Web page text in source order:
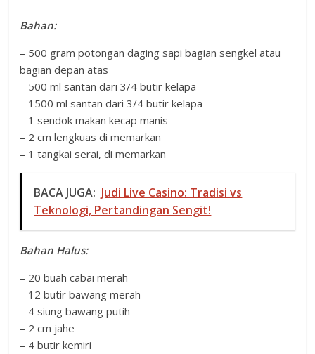
Bahan:
– 500 gram potongan daging sapi bagian sengkel atau
bagian depan atas
– 500 ml santan dari 3/4 butir kelapa
– 1500 ml santan dari 3/4 butir kelapa
– 1 sendok makan kecap manis
– 2 cm lengkuas di memarkan
– 1 tangkai serai, di memarkan
BACA JUGA: Judi Live Casino: Tradisi vs
Teknologi, Pertandingan Sengit!
Bahan Halus:
– 20 buah cabai merah
– 12 butir bawang merah
– 4 siung bawang putih
– 2 cm jahe
– 4 butir kemiri